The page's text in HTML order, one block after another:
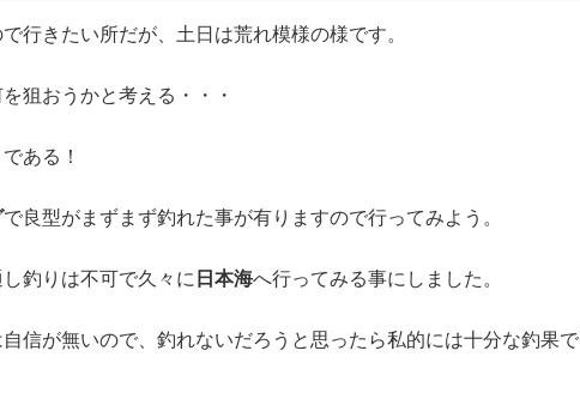
行きたい所だが、土日は荒れ模様の様です。
狙おうかと考える・・・
ある！
で良型がまずまず釣れた事が有りますので行ってみよう。
釣りは不可で久々に 日本海へ行ってみる事にしました。
信が無いので、釣れないだろうと思ったら私的には十分な釣果で